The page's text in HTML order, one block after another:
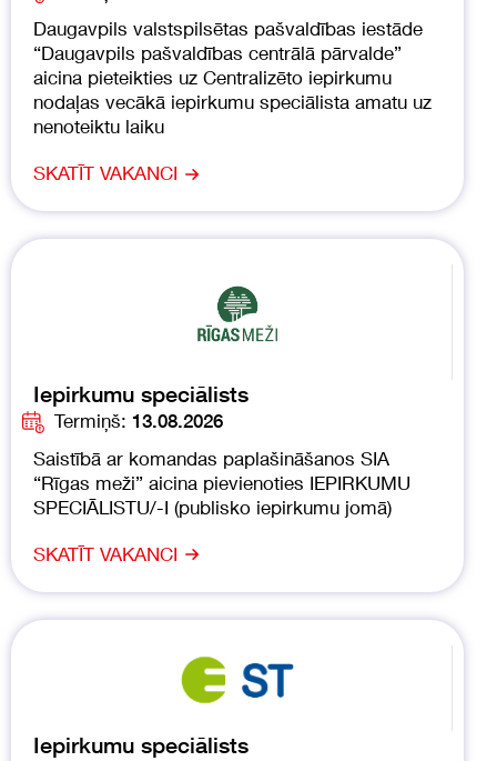
Daugavpils valstspilsētas pašvaldības iestāde
“Daugavpils pašvaldības centrālā pārvalde”
aicina pieteikties uz Centralizēto iepirkumu
nodaļas vecākā iepirkumu speciālista amatu uz
nenoteiktu laiku
SKATĪT VAKANCI
Iepirkumu speciālists
Termiņš: 13.08.2026
Saistībā ar komandas paplašināšanos SIA
“Rīgas meži” aicina pievienoties IEPIRKUMU
SPECIĀLISTU/-I (publisko iepirkumu jomā)
SKATĪT VAKANCI
Iepirkumu speciālists